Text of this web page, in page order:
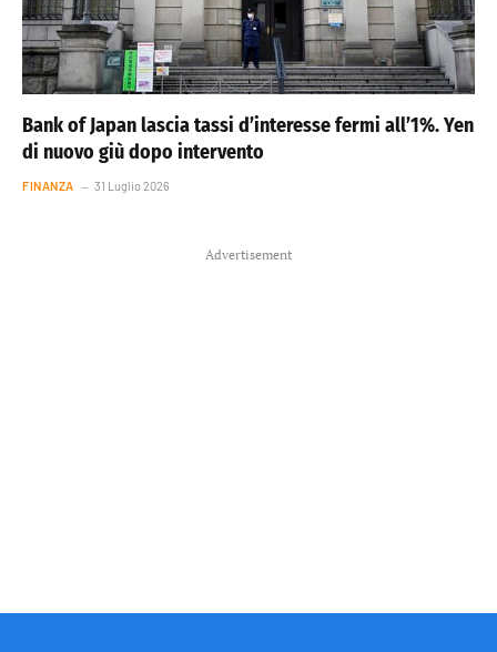
Bank of Japan lascia tassi d’interesse fermi all’1%. Yen
di nuovo giù dopo intervento
FINANZA 31 Luglio 2026
Advertisement